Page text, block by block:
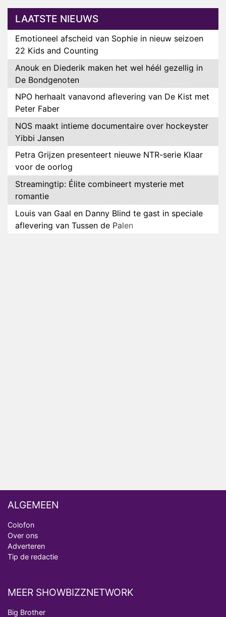
LAATSTE NIEUWS
Emotioneel afscheid van Sophie in nieuw seizoen
22 Kids and Counting
Anouk en Diederik maken het wel héél gezellig in
De Bondgenoten
NPO herhaalt vanavond aflevering van De Kist met
Peter Faber
NOS maakt intieme documentaire over hockeyster
Yibbi Jansen
Petra Grijzen presenteert nieuwe NTR-serie Klaar
voor de oorlog
Streamingtip: Élite combineert mysterie met
romantie
Louis van Gaal en Danny Blind te gast in speciale
aflevering van Tussen de Palen
ALGEMEEN
Colofon
Over ons
Adverteren
Tip de redactie
MEER SHOWBIZZNETWORK
Big Brother